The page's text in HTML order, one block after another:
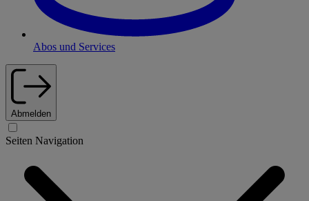
Abos und Services
Abmelden
Seiten Navigation